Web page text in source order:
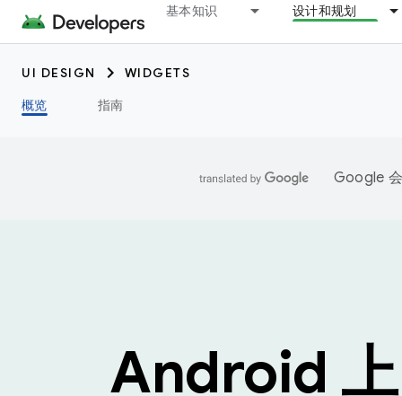
基本知识 设计和规划
UI DESIGN
WIDGETS
概览
指南
Google
Android